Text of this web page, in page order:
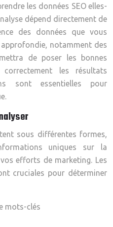
les données SEO elles-
dépend directement de
des données que vous
notamment des
de poser les bonnes
les résultats
sont essentielles pour
sous différentes formes,
uniques sur la
efforts de marketing. Les
cruciales pour déterminer
mots-clés